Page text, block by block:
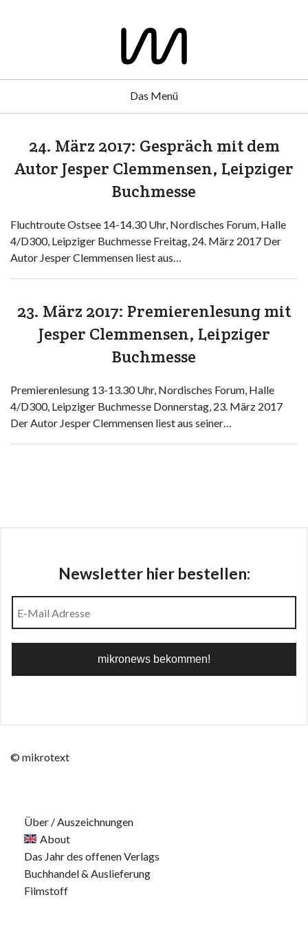
Das Menü
24. März 2017: Gespräch mit dem
Autor Jesper Clemmensen, Leipziger
Buchmesse
Fluchtroute Ostsee 14-14.30 Uhr, Nordisches Forum, Halle
4/D300, Leipziger Buchmesse Freitag, 24. März 2017 Der
Autor Jesper Clemmensen liest aus…
23. März 2017: Premierenlesung mit
Jesper Clemmensen, Leipziger
Buchmesse
Premierenlesung 13-13.30 Uhr, Nordisches Forum, Halle
4/D300, Leipziger Buchmesse Donnerstag, 23. März 2017
Der Autor Jesper Clemmensen liest aus seiner…
Newsletter hier bestellen:
© mikrotext
Über / Auszeichnungen
About
Das Jahr des offenen Verlags
Buchhandel & Auslieferung
Filmstoff